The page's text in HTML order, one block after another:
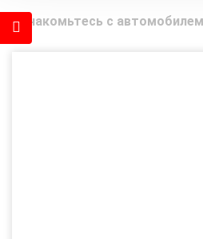
Ознакомьтесь с автомобилем